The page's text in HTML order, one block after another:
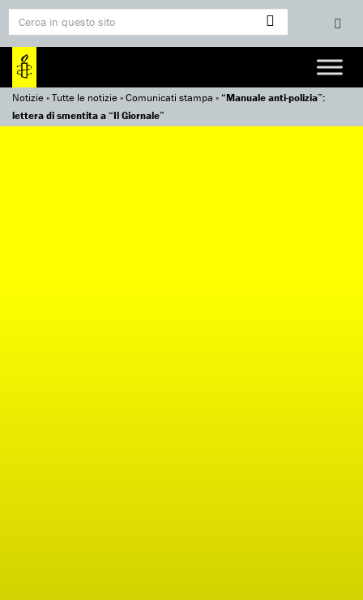
Notizie»Tutte le notizie»Comunicati stampa »“Manuale anti-polizia”:
lettera di smentita a “Il Giornale”